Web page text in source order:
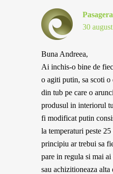
Pasagera
30
Buna Andreea,
Ai inchis-o bine de
o agiti putin, sa scoti o
din tub pe care o
produsul in interiorul
fi modificat putin
la temperaturi peste
principiu ar trebui sa
pare in regula si mai
sau achizitioneaza